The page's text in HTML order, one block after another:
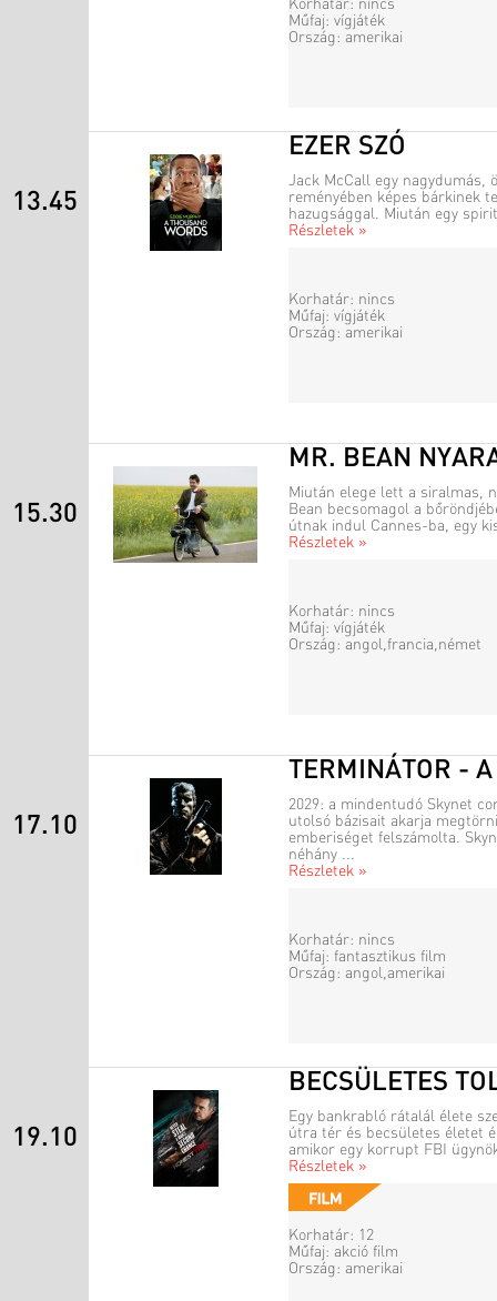
Korhatár: nincs
Műfaj: vígjáték
Ország: amerikai
13.45
EZER SZÓ
Jack McCall egy nagydumás,
reményében képes bárkinek
hazugsággal. Miután egy
Részletek »
Korhatár: nincs
Műfaj: vígjáték
Ország: amerikai
15.30
MR. BEAN
Miután elege lett a siralmas,
Bean becsomagol a
útnak indul Cannes-ba, egy
Részletek »
Korhatár: nincs
Műfaj: vígjáték
Ország: angol,francia,német
17.10
TERMINÁTOR -
2029: a mindentudó Skynet
utolsó bázisait akarja
emberiséget felszámolta.
néhány ...
Részletek »
Korhatár: nincs
Műfaj: fantasztikus film
Ország: angol,amerikai
19.10
BECSÜLETES
Egy bankrabló rátalál élete
útra tér és becsületes életet
amikor egy korrupt FBI
Részletek »
Korhatár: 12
Műfaj: akció film
Ország: amerikai